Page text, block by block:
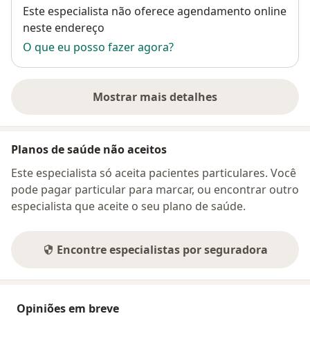
Disponibilidade
Este especialista não oferece agendamento online
neste endereço
O que eu posso fazer agora?
Mostrar mais detalhes
sobre o endereço
Planos de saúde não aceitos
Este especialista só aceita pacientes particulares. Você
pode pagar particular para marcar, ou encontrar outro
especialista que aceite o seu plano de saúde.
Encontre especialistas por seguradora
Opiniões em breve